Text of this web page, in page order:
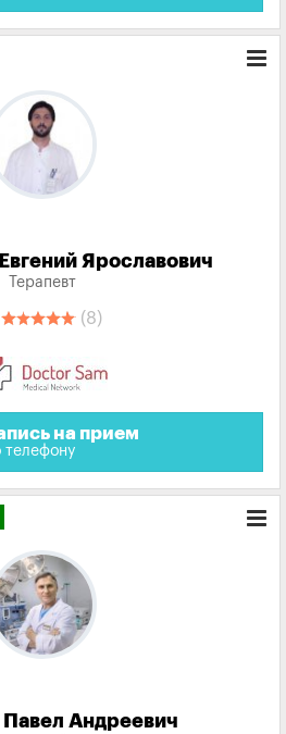
Ярославович
Терапевт
(8)
на прием
телефону
Андреевич